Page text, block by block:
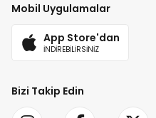
Mobil Uygulamalar
App Store'dan
İNDİREBİLİRSİNİZ
Bizi Takip Edin